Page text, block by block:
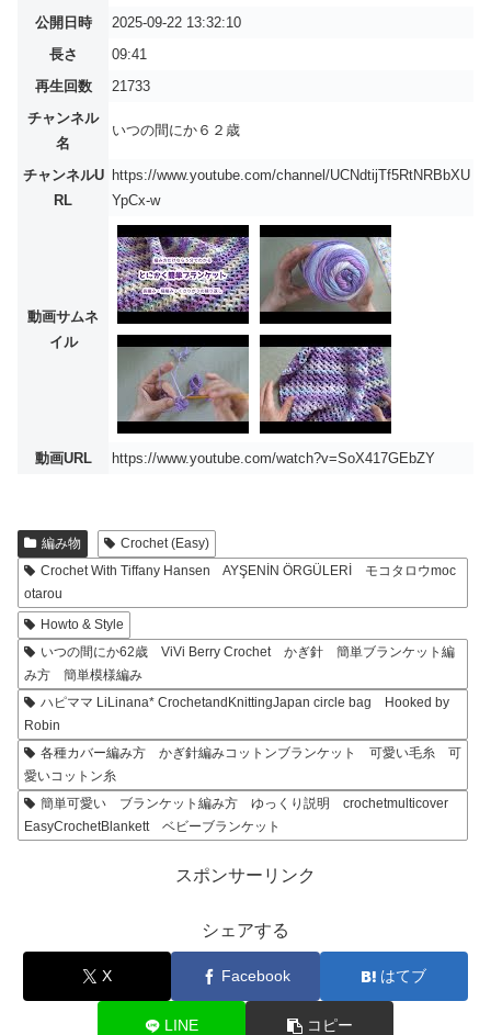
公開日時
2025-09-22 13:32:10
長さ
09:41
再生回数
21733
チャンネル
名
いつの間にか６２歳
チャンネルU
RL
https://www.youtube.com/channel/UCNdtijTf5RtNRBbXU
YpCx-w
動画サムネ
イル
動画URL https://www.youtube.com/watch?v=SoX417GEbZY
編み物
Crochet (Easy)
Crochet With Tiffany Hansen AYŞENİN ÖRGÜLERİ モコタロウmoc
otarou
Howto & Style
いつの間にか62歳 ViVi Berry Crochet かぎ針 簡単ブランケット編
み方 簡単模様編み
ハピママ LiLinana* CrochetandKnittingJapan circle bag Hooked by
Robin
各種カバー編み方 かぎ針編みコットンブランケット 可愛い毛糸 可
愛いコットン糸
簡単可愛い ブランケット編み方 ゆっくり説明 crochetmulticover
EasyCrochetBlankett ベビーブランケット
スポンサーリンク
シェアする
X Facebook はてブ
LINE コピー